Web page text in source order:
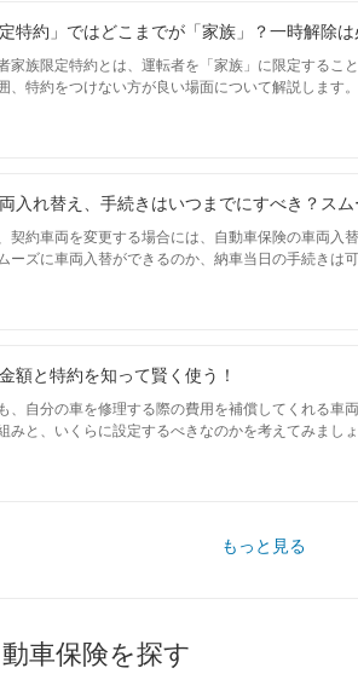
特約」ではどこまでが「家族」？一時解除は
家族限定特約とは、運転者を「家族」に限定する
、特約をつけない方が良い場面について解説します。
入れ替え、手続きはいつまでにすべき？ス
契約車両を変更する場合には、自動車保険の車両入
ーズに車両入替ができるのか、納車当日の手続きは
額と特約を知って賢く使う！
、自分の車を修理する際の費用を補償してくれる車
みと、いくらに設定するべきなのかを考えてみましょ
もっと見る
車保険を探す